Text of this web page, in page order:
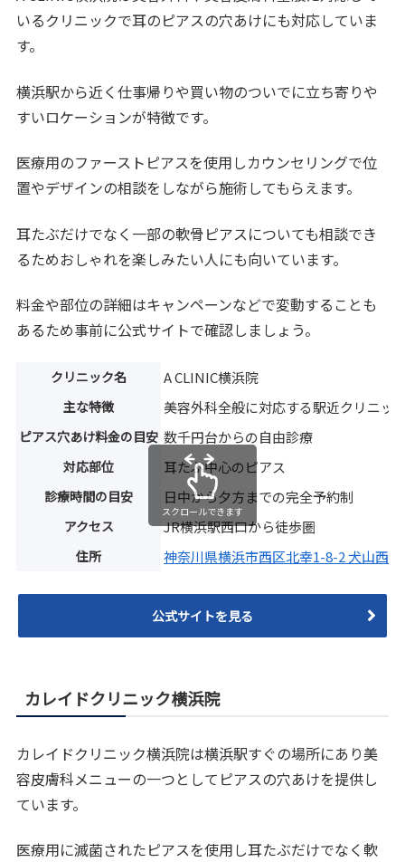
いるクリニックで耳のピアスの穴あけにも対応していま
す。
横浜駅から近く仕事帰りや買い物のついでに立ち寄りや
すいロケーションが特徴です。
医療用のファーストピアスを使用しカウンセリングで位
置やデザインの相談をしながら施術してもらえます。
耳たぶだけでなく一部の軟骨ピアスについても相談でき
るためおしゃれを楽しみたい人にも向いています。
料金や部位の詳細はキャンペーンなどで変動することも
あるため事前に公式サイトで確認しましょう。
クリニック名 A CLINIC横浜院
主な特徴 美容外科全般に対応する駅近クリニッ
ピアス穴あけ料金の目安 数千円台からの自由診療
対応部位 耳たぶ中心のピアス
診療時間の目安 日中から夕方までの完全予約制
アクセス JR横浜駅西口から徒歩圏
住所 神奈川県横浜市西区北幸1-8-2 犬山西
スクロールできます
公式サイトを見る
カレイドクリニック横浜院
カレイドクリニック横浜院は横浜駅すぐの場所にあり美
容皮膚科メニューの一つとしてピアスの穴あけを提供し
ています。
医療用に滅菌されたピアスを使用し耳たぶだけでなく軟